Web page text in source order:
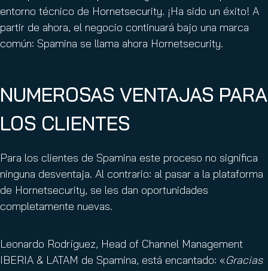
entorno técnico de Hornetsecurity. ¡Ha sido un éxito! A
partir de ahora, el negocio continuará bajo una marca
común: Spamina se llama ahora Hornetsecurity.
NUMEROSAS VENTAJAS PARA
LOS CLIENTES
Para los clientes de Spamina este proceso no significa
ninguna desventaja. Al contrario: al pasar a la plataforma
de Hornetsecurity, se les dan oportunidades
completamente nuevas.
Leonardo Rodríguez, Head of Channel Management
IBERIA & LATAM de Spamina, está encantado: «Gracias